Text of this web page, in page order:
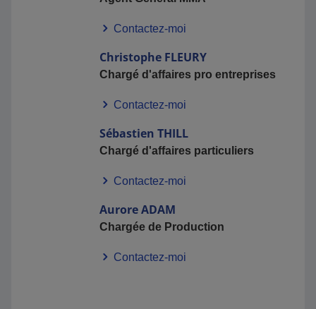
Contactez-moi
Christophe FLEURY
Chargé d'affaires pro entreprises
Contactez-moi
Sébastien THILL
Chargé d'affaires particuliers
Contactez-moi
AuroreADAM
Chargée de Production
Contactez-moi